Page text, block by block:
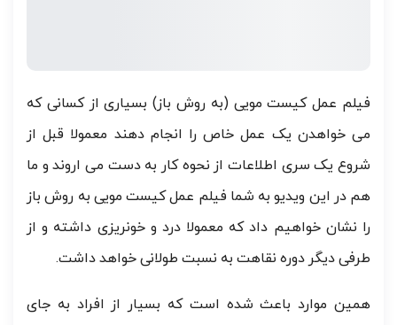
فیلم عمل کیست مویی (به روش باز) بسیاری از کسانی که
می خواهدن یک عمل خاص را انجام دهند معمولا قبل از
شروع یک سری اطلاعات از نحوه کار به دست می اروند و ما
هم در این ویدیو به شما فیلم عمل کیست مویی به روش باز
را نشان خواهیم داد که معمولا درد و خونریزی داشته و از
طرفی دیگر دوره نقاهت به نسبت طولانی خواهد داشت.
همین موارد باعث شده است که بسیار از افراد به جای